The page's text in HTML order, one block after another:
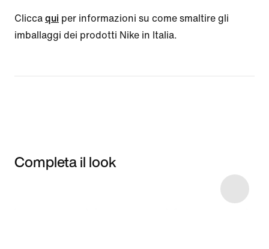
Clicca qui per informazioni su come smaltire gli
imballaggi dei prodotti Nike in Italia.
Completa il look